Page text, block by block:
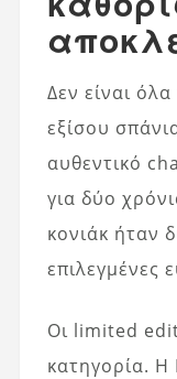
Δεν είναι
εξίσου
αυθεντικό
για δύο
κονιάκ ήταν
επιλεγμένες
Οι limited
κατηγορία.